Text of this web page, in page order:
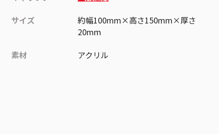
サイズ
約幅100mm×高さ150mm×厚さ
20mm
素材
アクリル